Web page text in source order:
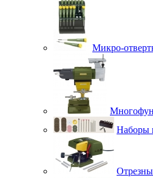
Микро-
Наборы